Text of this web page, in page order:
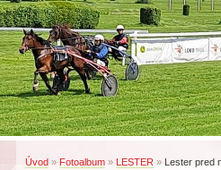
Úvod » Fotoalbum » LESTER » Lester pred